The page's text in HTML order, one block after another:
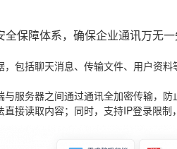
保障体系，确保企业通讯万无一
，包括聊天消息、传输文件、用户资
与服务器之间通过通讯全加密传输，
接读取内容；同时，支持IP登录限制